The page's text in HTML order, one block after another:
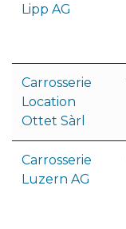
Lipp AG
Carrosserie
Location
Ottet Sàrl
Carrosserie
Luzern AG